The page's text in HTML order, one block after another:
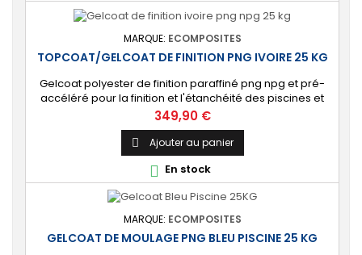
MARQUE: ECOMPOSITES
TOPCOAT/GELCOAT DE FINITION PNG IVOIRE 25 KG
Gelcoat polyester de finition paraffiné png npg et pré-
accéléré pour la finition et l'étanchéité des piscines et
bassins. [Finition] : Fournit une couche extérieure lisse
brillante qualité immersion. [Étanche] : Étanchéifie votre
stratification résine et fibre de verre. Livré avec son
catalyseur PMEC 50 cl
Prix
349,90 €
 Ajouter au panier
 En stock
MARQUE: ECOMPOSITES
GELCOAT DE MOULAGE PNG BLEU PISCINE 25 KG